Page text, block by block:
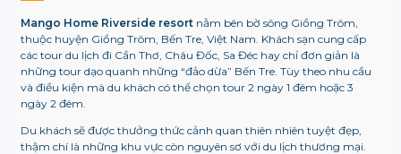
Mango Home Riverside resortnằm bên bờ sông Giồng Trôm,
thuộc huyện Giồng Trôm, Bến Tre, Việt Nam. Khách sạn cung cấp
các tour du lịch đi Cần Thơ, Châu Đốc, Sa Đéc hay chỉ đơn giản là
những tour dạo quanh những “đảo dừa” Bến Tre. Tùy theo nhu cầu
và điều kiện mà du khách có thể chọn tour 2 ngày 1 đêm hoặc 3
ngày 2 đêm.
Du khách sẽ được thưởng thức cảnh quan thiên nhiên tuyệt đẹp,
thậm chí là những khu vực còn nguyên sơ với du lịch thương mại.